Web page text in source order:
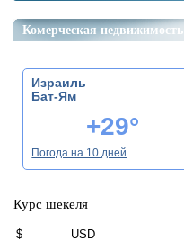
Комерческая недвижимость
Израиль
Бат-Ям
+29°
Погода на 10 дней
Курс шекеля
$ USD